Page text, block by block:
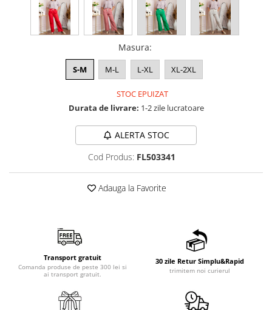
Masura:
S-M M-L L-XL XL-2XL
STOC EPUIZAT
Durata de livrare: 1-2 zile lucratoare
ALERTA STOC
Cod Produs: FL503341
Adauga la Favorite
Transport gratuit
Comanda produse de peste 300 lei si
ai transport gratuit.
30 zile Retur Simplu&Rapid
trimitem noi curierul